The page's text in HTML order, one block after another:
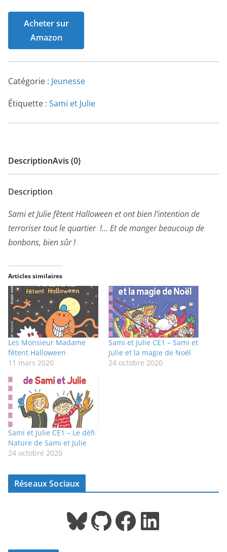
Acheter sur
Amazon
Catégorie : Jeunesse
Étiquette : Sami et Julie
DescriptionAvis (0)
Description
Sami et Julie fêtent Halloween et ont bien l’intention de
terroriser tout le quartier !… Et de manger beaucoup de
bonbons, bien sûr !
Articles similaires
Les Monsieur Madame
fêtent Halloween
11 mars 2020
Sami et Julie CE1 – Sami et
Julie et la magie de Noël
24 octobre 2020
Sami et Julie CE1 – Le défi
Nature de Sami et Julie
24 octobre 2020
Réseaux Sociaux
Bluesky GitHub Facebook LinkedIn